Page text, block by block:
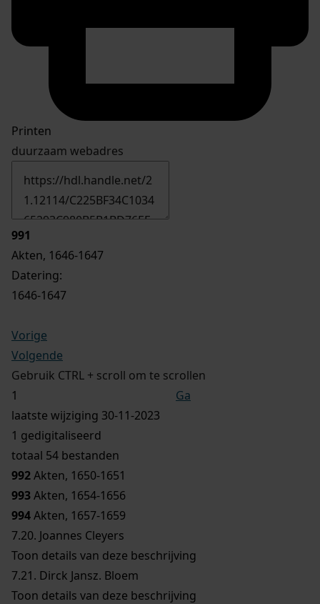
Printen
duurzaam webadres
991
Akten, 1646-1647
Datering:
1646-1647
Vorige
Volgende
Gebruik CTRL + scroll om te scrollen
Ga
laatste wijziging 30-11-2023
1 gedigitaliseerd
totaal 54 bestanden
992Akten, 1650-1651
993Akten, 1654-1656
994Akten, 1657-1659
7.20. Joannes Cleyers
Toon details van deze beschrijving
7.21. Dirck Jansz. Bloem
Toon details van deze beschrijving